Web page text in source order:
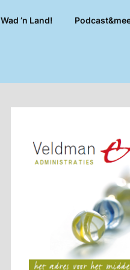
Wad ’n Land!